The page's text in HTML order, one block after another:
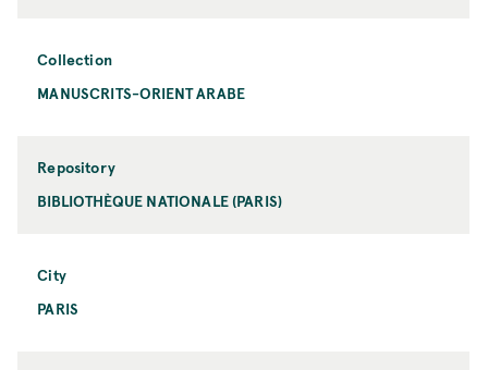
Collection
MANUSCRITS-ORIENT ARABE
Repository
BIBLIOTHÈQUE NATIONALE (PARIS)
City
PARIS